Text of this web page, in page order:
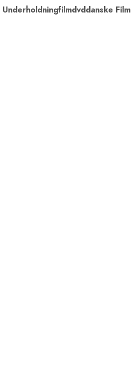
Underholdningfilmdvddanske Film